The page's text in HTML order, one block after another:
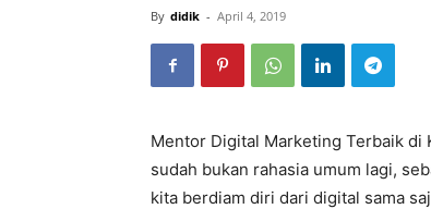
By didik - April 4, 2019
Mentor Digital Marketing Terbaik di
sudah bukan rahasia umum lagi,
kita berdiam diri dari digital sama